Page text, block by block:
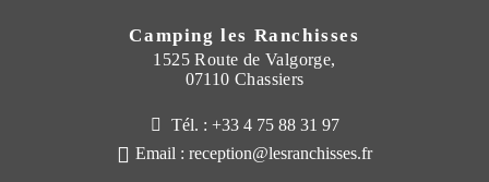
Camping les Ranchisses
1525 Route de Valgorge,
07110 Chassiers
Tél. : +33 4 75 88 31 97
Email : reception@lesranchisses.fr